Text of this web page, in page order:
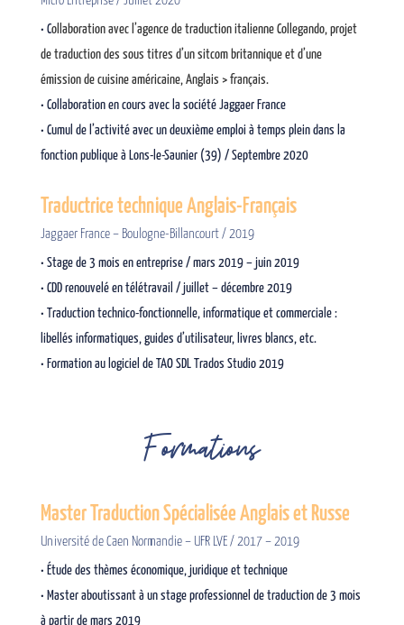
• Collaboration avec l’agence de traduction italienne Collegando, projet
de traduction des sous titres d’un sitcom britannique et d’une
émission de cuisine américaine, Anglais > français.
• Collaboration en cours avec la société Jaggaer France
• Cumul de l’activité avec un deuxième emploi à temps plein dans la
fonction publique à Lons-le-Saunier (39) / Septembre 2020
Traductrice technique Anglais-Français
Jaggaer France – Boulogne-Billancourt / 2019
• Stage de 3 mois en entreprise / mars 2019 – juin 2019
• CDD renouvelé en télétravail / juillet – décembre 2019
• Traduction technico-fonctionnelle, informatique et commerciale :
libellés informatiques, guides d’utilisateur, livres blancs, etc.
• Formation au logiciel de TAO SDL Trados Studio 2019
Formations
Master Traduction Spécialisée Anglais et Russe
Université de Caen Normandie – UFR LVE / 2017 – 2019
• Étude des thèmes économique, juridique et technique
• Master aboutissant à un stage professionnel de traduction de 3 mois
à partir de mars 2019